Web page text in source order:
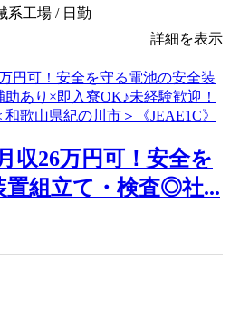
系工場 / 日勤
詳細を表示
収26万円可！安全を
置組立て・検査◎社...